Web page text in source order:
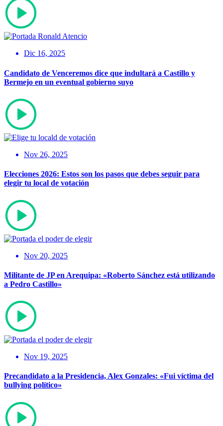
Dic 16, 2025
Candidato de Venceremos dice que indultará a Castillo y
Bermejo en un eventual gobierno suyo
Nov 26, 2025
Elecciones 2026: Estos son los pasos que debes seguir para
elegir tu local de votación
Nov 20, 2025
Militante de JP en Arequipa: «Roberto Sánchez está utilizando
a Pedro Castillo»
Nov 19, 2025
Precandidato a la Presidencia, Alex Gonzales: «Fui víctima del
bullying político»